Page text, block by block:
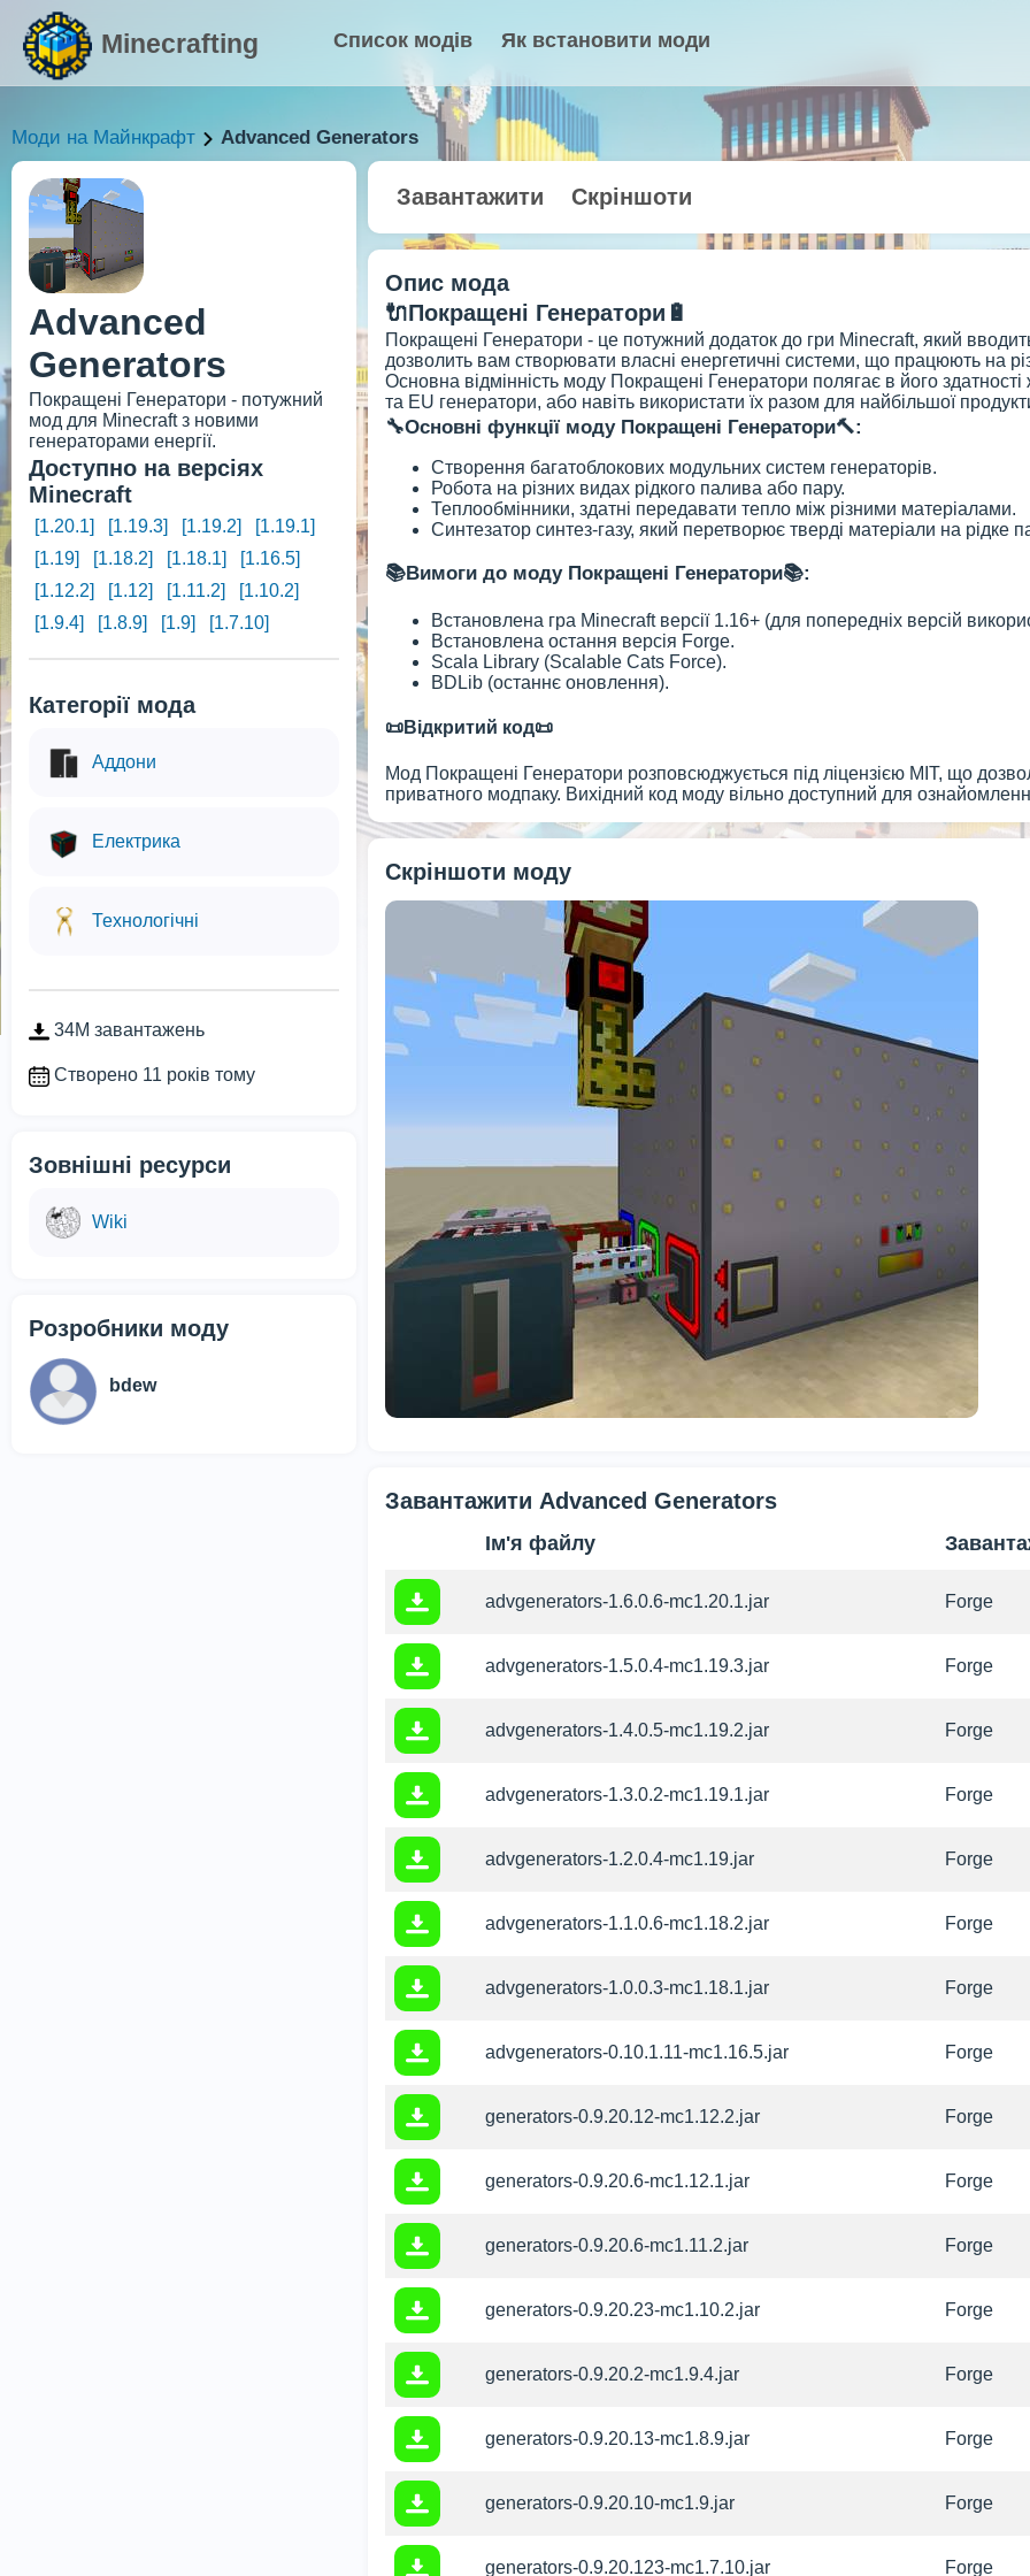
Minecrafting Список модів Як встановити моди
Моди на Майнкрафт Advanced Generators
Advanced
Generators
Покращені Генератори - потужний
мод для Minecraft з новими
генераторами енергії.
Доступно на версіях
Minecraft
[1.20.1] [1.19.3] [1.19.2]
[1.19.1]
[1.19]
[1.18.2] [1.18.1]
[1.16.5]
[1.12.2]
[1.12] [1.11.2]
[1.10.2]
[1.9.4]
[1.8.9] [1.9] [1.7.10]
Категорії мода
Аддони
Електрика
Технологічні
34M завантажень
Створено 11 років тому
Зовнішні ресурси
Wiki
Розробники моду
bdew
Завантажити Скріншоти
Опис мода
🔌Покращені Генератори🔋
Покращені Генератори - це потужний додаток до гри Minecraft, який
дозволить вам створювати власні енергетичні системи, що працюють на
Основна відмінність моду Покращені Генератори полягає в його
та EU генератори, або навіть використати їх разом для найбільшої
🔧Основні функції моду Покращені Генератори🔨:
Створення багатоблокових модульних систем генераторів.
Робота на різних видах рідкого палива або пару.
Теплообмінники, здатні передавати тепло між різними матеріалами.
Синтезатор синтез-газу, який перетворює тверді матеріали на рідке
📚Вимоги до моду Покращені Генератори📚:
Встановлена гра Minecraft версії 1.16+ (для попередніх версій
Встановлена остання версія Forge.
Scala Library (Scalable Cats Force).
BDLib (останнє оновлення).
📜Відкритий код📜
Мод Покращені Генератори розповсюджується під ліцензією MIT, що
приватного модпаку. Вихідний код моду вільно доступний для
Скріншоти моду
Завантажити Advanced Generators
Ім'я файлу
advgenerators-1.6.0.6-mc1.20.1.jar Forge
advgenerators-1.5.0.4-mc1.19.3.jar Forge
advgenerators-1.4.0.5-mc1.19.2.jar Forge
advgenerators-1.3.0.2-mc1.19.1.jar Forge
advgenerators-1.2.0.4-mc1.19.jar Forge
advgenerators-1.1.0.6-mc1.18.2.jar Forge
advgenerators-1.0.0.3-mc1.18.1.jar Forge
advgenerators-0.10.1.11-mc1.16.5.jar Forge
generators-0.9.20.12-mc1.12.2.jar Forge
generators-0.9.20.6-mc1.12.1.jar Forge
generators-0.9.20.6-mc1.11.2.jar Forge
generators-0.9.20.23-mc1.10.2.jar Forge
generators-0.9.20.2-mc1.9.4.jar Forge
generators-0.9.20.13-mc1.8.9.jar Forge
generators-0.9.20.10-mc1.9.jar Forge
generators-0.9.20.123-mc1.7.10.jar Forge